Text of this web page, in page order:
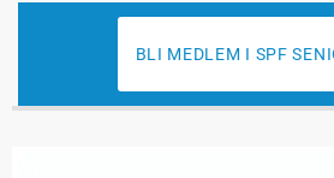
BLI MEDLEM I SPF